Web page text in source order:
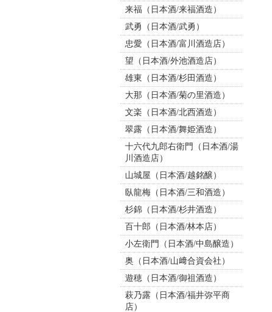
来福（日本酒/来福酒造）
武勇（日本酒/武勇）
忠愛（日本酒/富川酒造店）
望（日本酒/外池酒造店）
雄東（日本酒/杉田酒造）
大那（日本酒/菊の里酒造）
文楽（日本酒/北西酒造）
翠露（日本酒/舞姫酒造）
十六代九郎右衛門（日本酒/湯
川酒造店）
山城屋（日本酒/越銘醸）
臥龍梅（日本酒/三和酒造）
杉錦（日本酒/杉井酒造）
百十郎（日本酒/林本店）
小左衛門（日本酒/中島醸造）
奥（日本酒/山﨑合資会社）
遊穂（日本酒/御祖酒造）
萩乃露（日本酒/福井弥平商
店）